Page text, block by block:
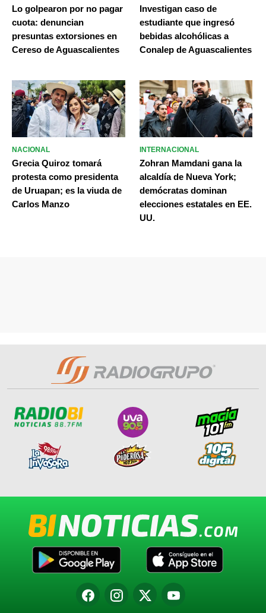
Lo golpearon por no pagar
cuota: denuncian
presuntas extorsiones en
Cereso de Aguascalientes
Investigan caso de
estudiante que ingresó
bebidas alcohólicas a
Conalep de Aguascalientes
NACIONAL
Grecia Quiroz tomará
protesta como presidenta
de Uruapan; es la viuda de
Carlos Manzo
INTERNACIONAL
Zohran Mamdani gana la
alcaldía de Nueva York;
demócratas dominan
elecciones estatales en EE.
UU.